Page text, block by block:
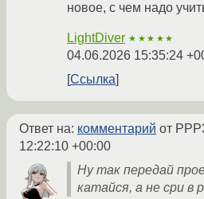
новое, с чем надо
LightDiver ★★★★★
04.06.2026 15:35:24
Ссылка
Ответ на: комментарий от
12:22:10 +00:00
Ну так передай
катайся, а не сри в